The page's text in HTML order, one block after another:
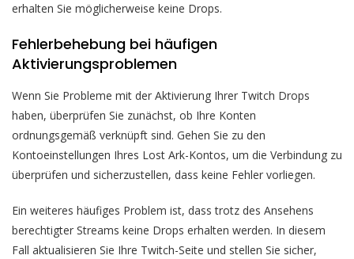
erhalten Sie möglicherweise keine Drops.
Fehlerbehebung bei häufigen
Aktivierungsproblemen
Wenn Sie Probleme mit der Aktivierung Ihrer Twitch Drops
haben, überprüfen Sie zunächst, ob Ihre Konten
ordnungsgemäß verknüpft sind. Gehen Sie zu den
Kontoeinstellungen Ihres Lost Ark-Kontos, um die Verbindung zu
überprüfen und sicherzustellen, dass keine Fehler vorliegen.
Ein weiteres häufiges Problem ist, dass trotz des Ansehens
berechtigter Streams keine Drops erhalten werden. In diesem
Fall aktualisieren Sie Ihre Twitch-Seite und stellen Sie sicher,